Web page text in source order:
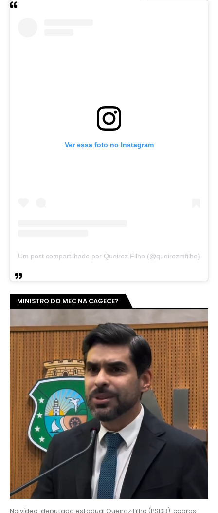
Ver essa foto no Instagram
Um post compartilhado por Queiroz Filho (@queirozmfilho)
MINISTRO DO MEC NA CAGECE?
No vídeo, deputado estadual Queiroz Filho (PSDB), cobras